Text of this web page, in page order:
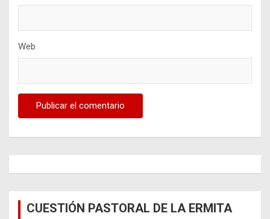
Web
CUESTIÓN PASTORAL DE LA ERMITA